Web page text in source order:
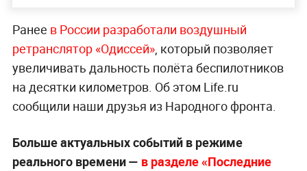
Ранее в России разработали воздушный
ретранслятор «Одиссей», который позволяет
увеличивать дальность полёта беспилотников
на десятки километров. Об этом Life.ru
сообщили наши друзья из Народного фронта.
Больше актуальных событий в режиме
реального времени — в разделе «Последние